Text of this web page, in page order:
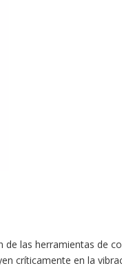
las herramientas de
críticamente en la